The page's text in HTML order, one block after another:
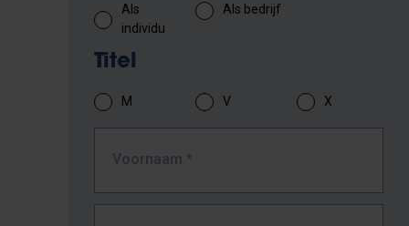
Als
individu
Als bedrijf
Titel
M V X
Voornaam *